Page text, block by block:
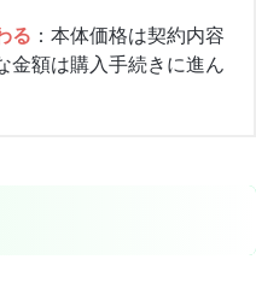
る ：本体価格は契約内容
金額は購入手続きに進ん